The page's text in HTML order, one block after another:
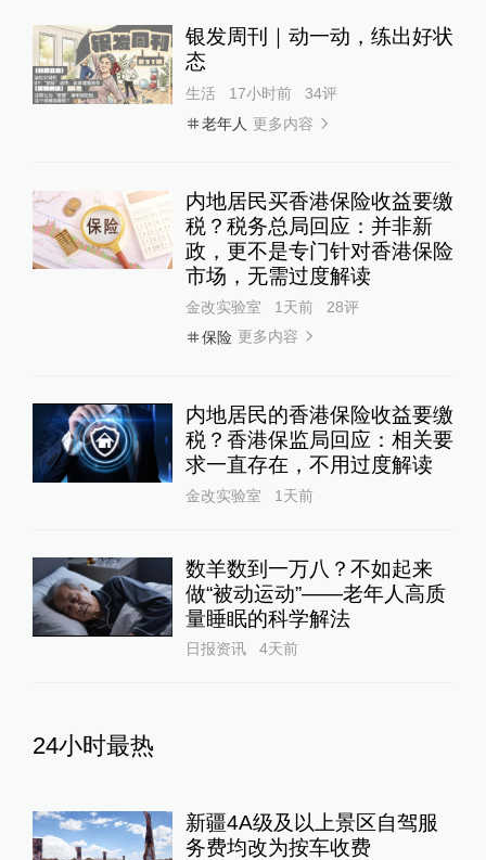
银发周刊｜动一动，练出好状
态
生活 17小时前 34评
老年人 更多内容
内地居民买香港保险收益要缴
税？税务总局回应：并非新
政，更不是专门针对香港保险
市场，无需过度解读
金改实验室 1天前 28评
保险 更多内容
内地居民的香港保险收益要缴
税？香港保监局回应：相关要
求一直存在，不用过度解读
金改实验室 1天前
数羊数到一万八？不如起来
做“被动运动”——老年人高质
量睡眠的科学解法
日报资讯 4天前
24小时最热
新疆4A级及以上景区自驾服
务费均改为按车收费